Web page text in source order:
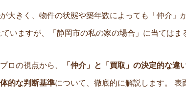
大きく、物件の状態や築年数によっても「仲介」
いますが、「静岡市の私の家の場合」に当ては
ロの視点から、 「仲介」と「買取」の決定的な違
的な判断基準について、徹底的に解説します。